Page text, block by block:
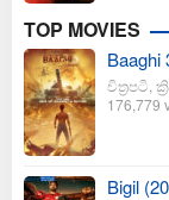
TOP MOVIES
Baaghi
චිත්‍රපටි
176,779
Bigil